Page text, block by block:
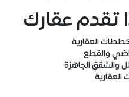
تقدم عقارك
العقارية
والقطع
والشقق الجاهزة
العقارية